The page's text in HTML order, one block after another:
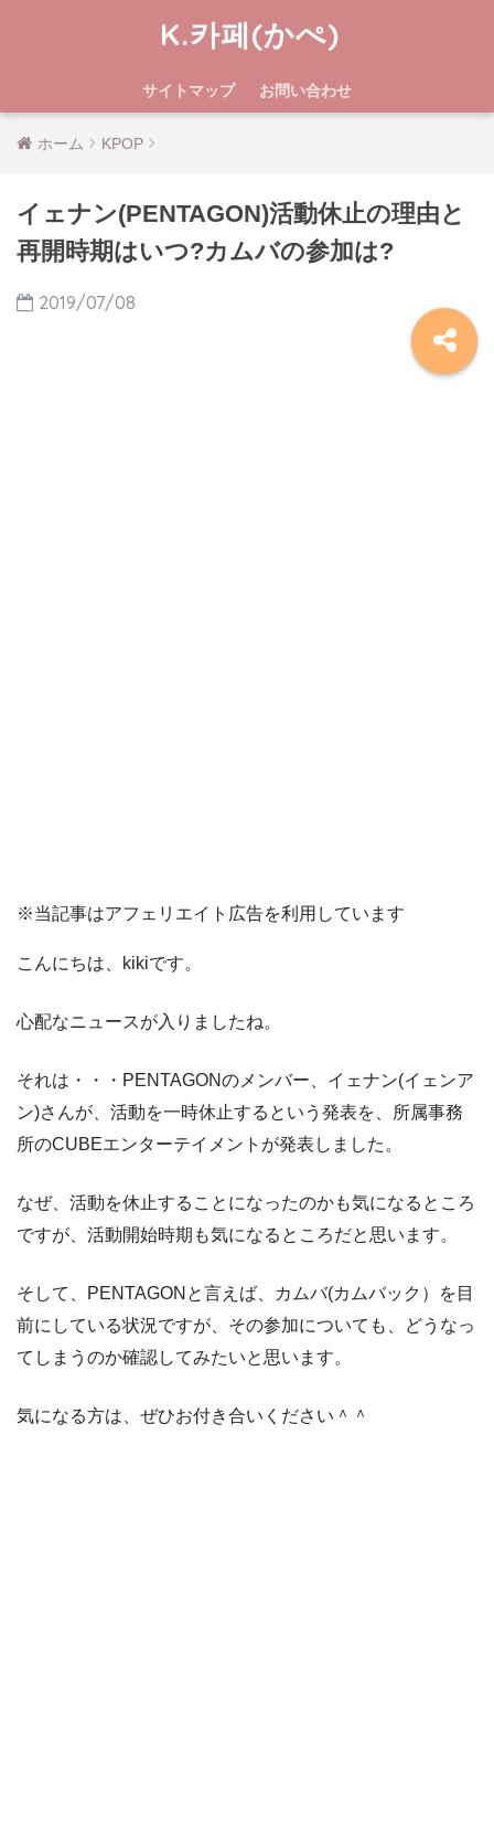
K.카페(かぺ)
サイトマップ お問い合わせ
ホーム KPOP
イェナン(PENTAGON)活動休止の理由と
再開時期はいつ?カムバの参加は?
2019/07/08
※当記事はアフェリエイト広告を利用しています
こんにちは、kikiです。
心配なニュースが入りましたね。
それは・・・PENTAGONのメンバー、イェナン(イェンア
ン)さんが、活動を一時休止するという発表を、所属事務
所のCUBEエンターテイメントが発表しました。
なぜ、活動を休止することになったのかも気になるところ
ですが、活動開始時期も気になるところだと思います。
そして、PENTAGONと言えば、カムバ(カムバック）を目
前にしている状況ですが、その参加についても、どうなっ
てしまうのか確認してみたいと思います。
気になる方は、ぜひお付き合いください＾＾